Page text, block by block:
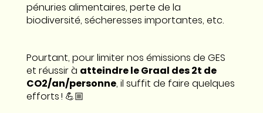
pénuries alimentaires, perte de la
biodiversité, sécheresses importantes, etc.
Pourtant, pour limiter nos émissions de GES
et réussir à atteindre le Graal des 2t de
CO2/an/personne, il suffit de faire quelques
efforts ! 💪🏼